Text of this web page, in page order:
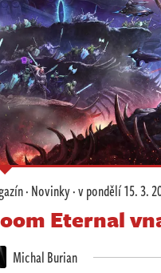
·Novinky·v pondělí15. 3.
Eternal
Michal Burian